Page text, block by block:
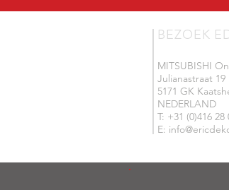
BEZOEK
MITSUBISHI
Julianastraat 19
5171 GK
NEDERLAND
T: +31 (0)416 28
E: